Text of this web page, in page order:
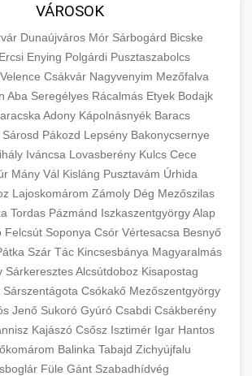
VÁROSOK
Dunaújváros Mór Sárbogárd Bicske
Ercsi Enying Polgárdi Pusztaszabolcs
Velence Csákvár Nagyvenyim Mezőfalva
Aba Seregélyes Rácalmás Etyek Bodajk
Adony Kápolnásnyék Baracs
Sárosd Pákozd Lepsény Bakonycsernye
Iváncsa Lovasberény Kulcs Cece
Mány Vál Kisláng Pusztavám Úrhida
Lajoskomárom Zámoly Dég Mezőszilas
Tordas Pázmánd IszkaszentgyörgyAlap
Felcsút Soponya Csór Vértesacsa Besnyő
Szár Tác Kincsesbánya Magyaralmás
SárkeresztesAlcsútdoboz Kisapostag
Sárszentágota Csókakő Mezőszentgyörgy
Jenő Sukoró Gyúró Csabdi Csákberény
Kajászó Csősz Isztimér Igar Hantos
Balinka Tabajd Zichyújfalu
Füle Gánt Szabadhídvég